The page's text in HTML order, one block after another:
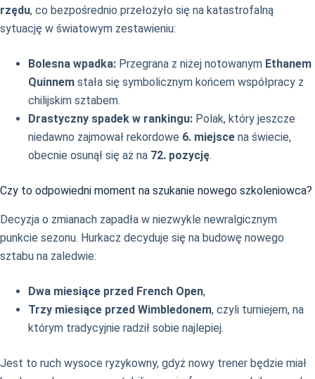
rzędu, co bezpośrednio przełożyło się na katastrofalną
sytuację w światowym zestawieniu:
Bolesna wpadka: Przegrana z niżej notowanym Ethanem
Quinnem stała się symbolicznym końcem współpracy z
chilijskim sztabem.
Drastyczny spadek w rankingu: Polak, który jeszcze
niedawno zajmował rekordowe 6. miejsce na świecie,
obecnie osunął się aż na 72. pozycję.
Czy to odpowiedni moment na szukanie nowego szkoleniowca?
Decyzja o zmianach zapadła w niezwykle newralgicznym
punkcie sezonu. Hurkacz decyduje się na budowę nowego
sztabu na zaledwie:
Dwa miesiące przed French Open,
Trzy miesiące przed Wimbledonem, czyli turniejem, na
którym tradycyjnie radził sobie najlepiej.
Jest to ruch wysoce ryzykowny, gdyż nowy trener będzie miał